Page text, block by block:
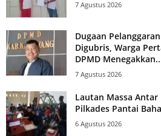
7 Agustus 2026
Dugaan
Digubris, Warga
DPMD
7 Agustus 2026
Lautan Massa
Pilkades Pantai
6 Agustus 2026